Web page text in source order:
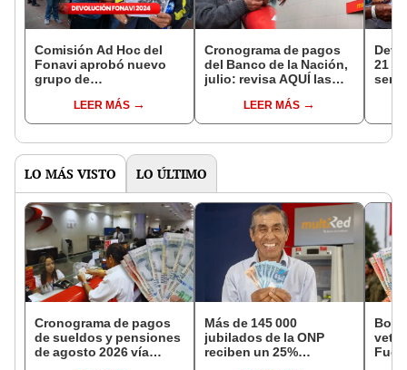
Comisión Ad Hoc del
Fonavi aprobó nuevo
grupo de
¿quiénes son y cuándo
cobrarán sus aportes?
LEER MÁS
Cronograma de pagos
del Banco de la Nación,
julio: revisa AQUÍ las
debido cobro
LEER MÁS
21 y
LO MÁS VISTO LO ÚLTIMO
Cronograma de pagos
de sueldos y pensiones
de agosto 2026 vía
Más de 145 000
jubilados de la ONP
reciben un 25%